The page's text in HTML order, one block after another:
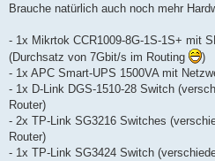
Brauche natürlich auch noch mehr
- 1x Mikrtok CCR1009-8G-1S-1S+ mit
(Durchsatz von 7Gbit/s im Routing
)
- 1x APC Smart-UPS 1500VA mit
- 1x D-Link DGS-1510-28 Switch
Router)
- 2x TP-Link SG3216 Switches
Router)
- 1x TP-Link SG3424 Switch